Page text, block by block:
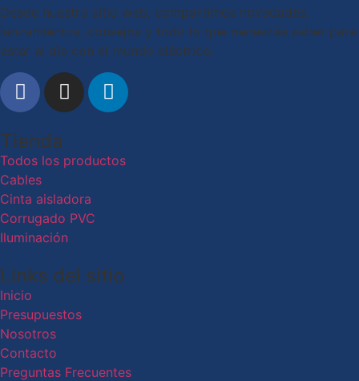
Desde nuestro sitio web, compartimos novedades,
lanzamientos, consejos y todo lo que necesitás saber para
estar al día con el mundo eléctrico.
Tienda
Todos los productos
Cables
Cinta aisladora
Corrugado PVC
Iluminación
Links del sitio
Inicio
Presupuestos
Nosotros
Contacto
Preguntas Frecuentes